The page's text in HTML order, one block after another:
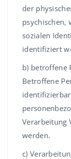
der
psychischen,
sozialen
identifiziert
b) betroffene
Betroffene
Verarbeitung
werden.
c)